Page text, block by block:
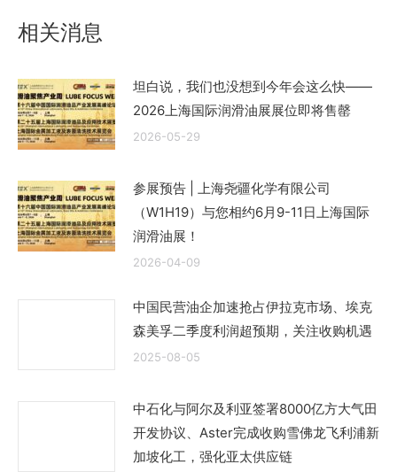
相关消息
坦白说，我们也没想到今年会这么快——
2026上海国际润滑油展展位即将售罄
2026-05-29
参展预告 | 上海尧疆化学有限公司
（W1H19）与您相约6月9-11日上海国际
润滑油展！
2026-04-09
中国民营油企加速抢占伊拉克市场、埃克
森美孚二季度利润超预期，关注收购机遇
2025-08-05
中石化与阿尔及利亚签署8000亿方大气田
开发协议、Aster完成收购雪佛龙飞利浦新
加坡化工，强化亚太供应链